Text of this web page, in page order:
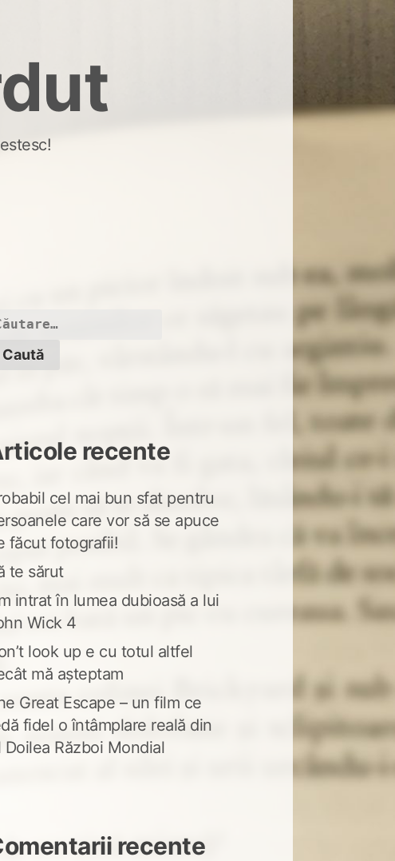
recente
cel mai bun sfat pentru
care vor să se apuce
făcut fotografii!
te sărut
intrat în lumea dubioasă a lui
Wick 4
look up e cu totul altfel
mă așteptam
Great Escape – un film ce
fidel o întâmplare reală din
Doilea Război Mondial
recente